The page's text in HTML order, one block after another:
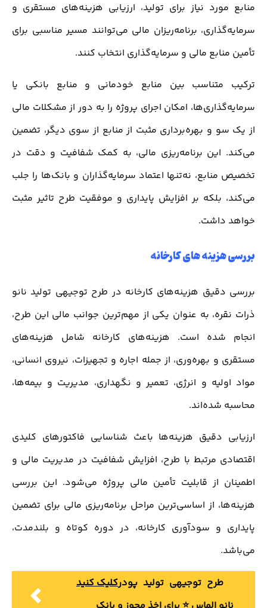
منابع مورد نیاز برای تولید، ارزیابی هزینه‌های مستقری و
سرمایه‌گذاری، برنامه‌ریزان مالی می‌توانند مسیر مناسبی برای
تأمین منابع مالی و سرمایه‌گذاری انتخاب کنند.
ترکیب متناسب بین منابع خودمانی و منابع بانکی یا
سرمایه‌گذاری‌ها، امکان اجرای پروژه را به دور از مشکلات مالی
از یک سو و بهره‌برداری مثبت از منابع از سوی دیگر، تضمین
می‌کند. این برنامه‌ریزی مالی، به کمک شفافیت و دقت در
تخصیص منابع، نه‌تنها اعتماد سرمایه‌گذاران و بانک‌ها را جلب
می‌کند، بلکه بر افزایش پایداری و موفقیت طرح تاثیر مثبت
خواهد داشت.
بررسی هزینه های کارخانه
بررسی دقیق هزینه‌های کارخانه در طرح توجیهی تولید نانو
ذرات نقره، به عنوان یکی از مهم‌ترین جوانب مالی این طرح،
انجام شده است. هزینه‌های کارخانه شامل هزینه‌های
مستقری و بهره‌وری، از جمله اجاره و تجهیزات، نیروی انسانی،
مواد اولیه و انرژی، تعمیر و نگهداری، مدیریت و بیمه‌ها،
محاسبه شده‌اند.
ارزیابی دقیق هزینه‌ها باعث شناسایی فاکتورهای کلیدی
اقتصادی مرتبط با طرح، افزایش شفافیت در مدیریت مالی و
اطمینان از قابلیت تأمین مالی پروژه می‌شود. این بررسی
هزینه‌ها، از اساسی‌ترین مراحل برنامه‌ریزی مالی برای تضمین
پایداری و سودآوری کارخانه، در دوره کوتاه و بلندمدت،
می‌باشد.
کلیک کنیدطرح توجیهی تولید پودر